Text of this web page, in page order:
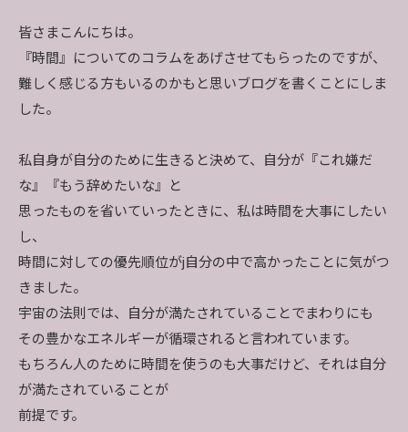
皆さまこんにちは。
『時間』についてのコラムをあげさせてもらったのですが、
難しく感じる方もいるのかもと思いブログを書くことにしま
した。
私自身が自分のために生きると決めて、自分が『これ嫌だ
な』『もう辞めたいな』と
思ったものを省いていったときに、私は時間を大事にしたい
し、
時間に対しての優先順位がj自分の中で高かったことに気がつ
きました。
宇宙の法則では、自分が満たされていることでまわりにも
その豊かなエネルギーが循環されると言われています。
もちろん人のために時間を使うのも大事だけど、それは自分
が満たされていることが
前提です。